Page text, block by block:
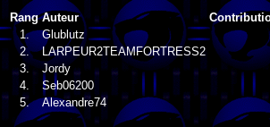
Rang Auteur
1.
Glublutz
2.
LARPEUR2TEAMFORTRESS2
3.
Jordy
4.
Seb06200
5.
Alexandre74